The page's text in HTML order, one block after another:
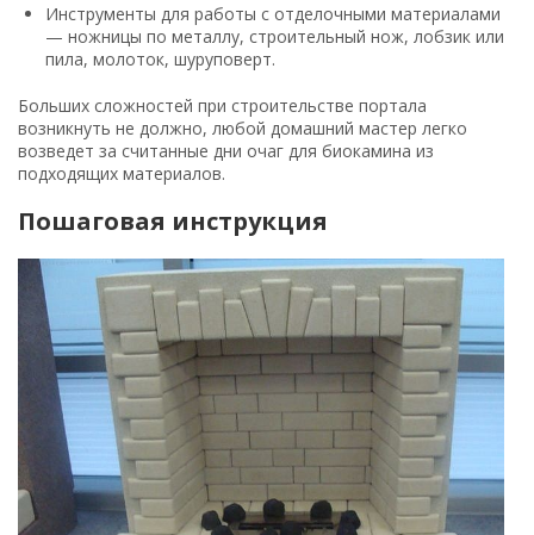
Инструменты для работы с отделочными материалами
— ножницы по металлу, строительный нож, лобзик или
пила, молоток, шуруповерт.
Больших сложностей при строительстве портала
возникнуть не должно, любой домашний мастер легко
возведет за считанные дни очаг для биокамина из
подходящих материалов.
Пошаговая инструкция